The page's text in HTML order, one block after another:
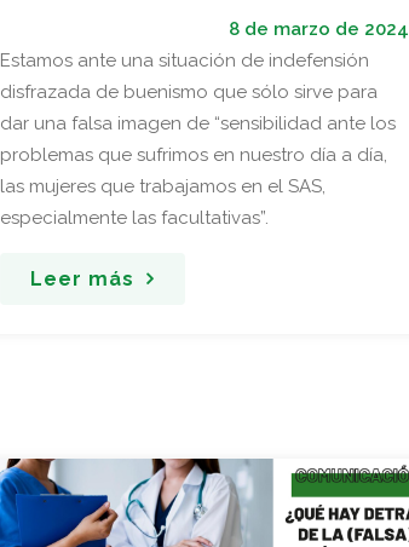
8 de marzo de 2024
Estamos ante una situación de indefensión
disfrazada de buenismo que sólo sirve para
dar una falsa imagen de “sensibilidad ante los
problemas que sufrimos en nuestro día a día,
las mujeres que trabajamos en el SAS,
especialmente las facultativas”.
Leer más